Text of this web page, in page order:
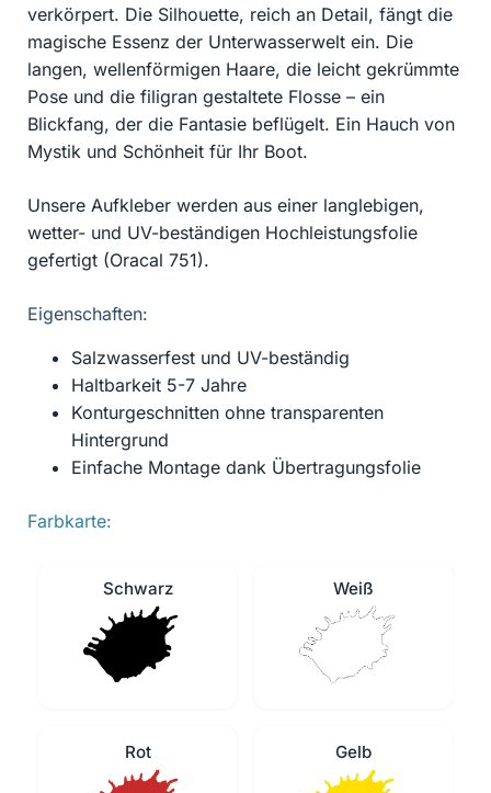
verkörpert. Die Silhouette, reich an Detail, fängt die
magische Essenz der Unterwasserwelt ein. Die
langen, wellenförmigen Haare, die leicht gekrümmte
Pose und die filigran gestaltete Flosse – ein
Blickfang, der die Fantasie beflügelt. Ein Hauch von
Mystik und Schönheit für Ihr Boot.
Unsere Aufkleber werden aus einer langlebigen,
wetter- und UV-beständigen Hochleistungsfolie
gefertigt (Oracal 751).
Eigenschaften:
Salzwasserfest und UV-beständig
Haltbarkeit 5-7 Jahre
Konturgeschnitten ohne transparenten
Hintergrund
Einfache Montage dank Übertragungsfolie
Farbkarte:
Schwarz Weiß
Rot Gelb